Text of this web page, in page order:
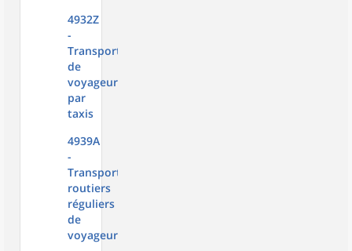
4932Z
-
Transports
de
voyageurs
par
taxis
4939A
-
Transports
routiers
réguliers
de
voyageurs